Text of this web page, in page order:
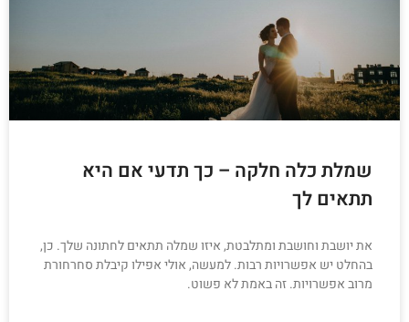
שמלת כלה חלקה – כך תדעי אם היא
תתאים לך
את יושבת וחושבת ומתלבטת, איזו שמלה תתאים לחתונה שלך. כן,
בהחלט יש אפשרויות רבות. למעשה, אולי אפילו קיבלת סחרחורת
מרוב אפשרויות. זה באמת לא פשוט.